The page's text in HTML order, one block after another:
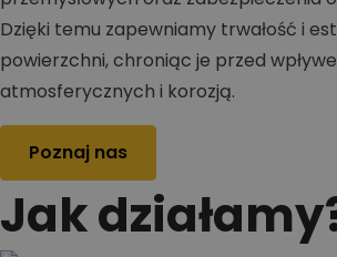
Dzięki temu zapewniamy trwałość i
powierzchni, chroniąc je przed
atmosferycznych i korozją.
Poznaj nas
Jak